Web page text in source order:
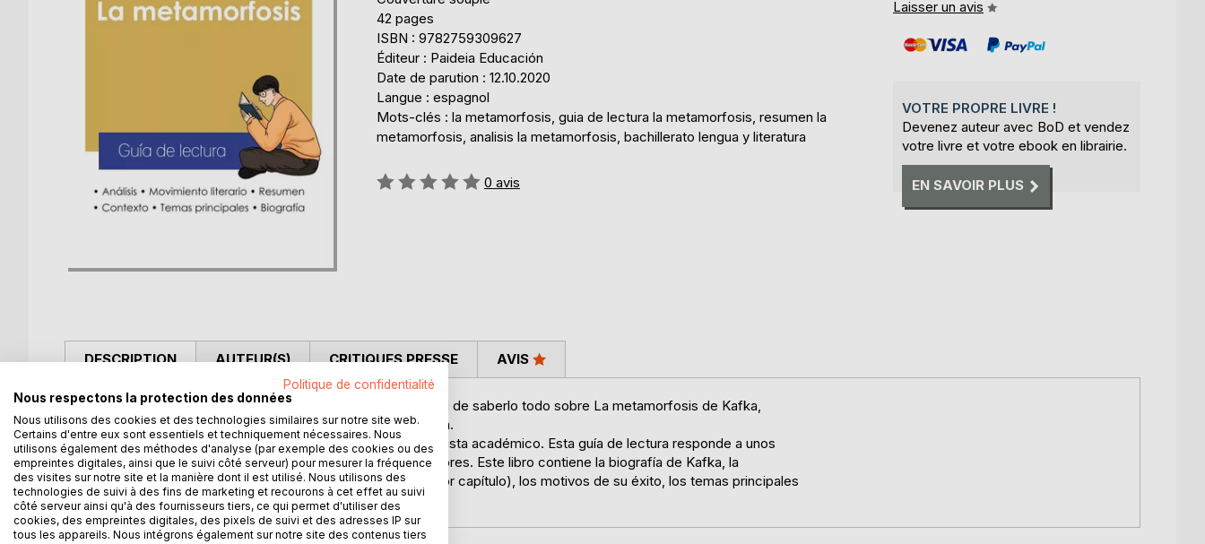
42 pages
ISBN : 9782759309627
Éditeur : Paideia Educación
Date de parution : 12.10.2020
Langue : espagnol
Mots-clés : la metamorfosis, guia de lectura la metamorfosis, resumen la
metamorfosis, analisis la metamorfosis, bachillerato lengua y literatura
Évaluation:
0 avis
Laisser un avis
VOTRE PROPRE LIVRE !
Devenez auteur avec BoD et vendez
votre livre et votre ebook en librairie.
EN SAVOIR PLUS
DESCRIPTION
La colección «Conocer una obra» os ofrece la posibilidad de saberlo todo sobre La metamorfosis de Kafka,
gracias a una guía de lectura tan completa como detallada.
Su escritura, clara y accesible, fue confiada a un especialista académico. Esta guía de lectura responde a unos
estándares de calidad definidos por un equipo de profesores. Este libro contiene la biografía de Kafka, la
presentación de la obra, el resumen detallado (capítulo por capítulo), los motivos de su éxito, los temas principales
y el análisis del movimiento literario del autor.
AUTEUR(S) CRITIQUES PRESSE AVIS
Politique de confidentialité
Nous respectons la protection des données
Nous utilisons des cookies et des technologies similaires sur notre site web.
Certains d'entre eux sont essentiels et techniquement nécessaires. Nous
utilisons également des méthodes d'analyse (par exemple des cookies ou des
empreintes digitales, ainsi que le suivi côté serveur) pour mesurer la fréquence
des visites sur notre site et la manière dont il est utilisé. Nous utilisons des
technologies de suivi à des fins de marketing et recourons à cet effet au suivi
côté serveur ainsi qu'à des fournisseurs tiers, ce qui permet d'utiliser des
cookies, des empreintes digitales, des pixels de suivi et des adresses IP sur
tous les appareils. Nous intégrons également sur notre site des contenus tiers